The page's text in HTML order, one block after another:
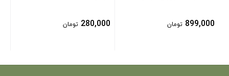
899,000 تومان 280,000 تومان